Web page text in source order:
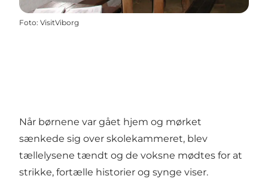
Foto: VisitViborg
Når børnene var gået hjem og mørket
sænkede sig over skolekammeret, blev
tællelysene tændt og de voksne mødtes for at
strikke, fortælle historier og synge viser.